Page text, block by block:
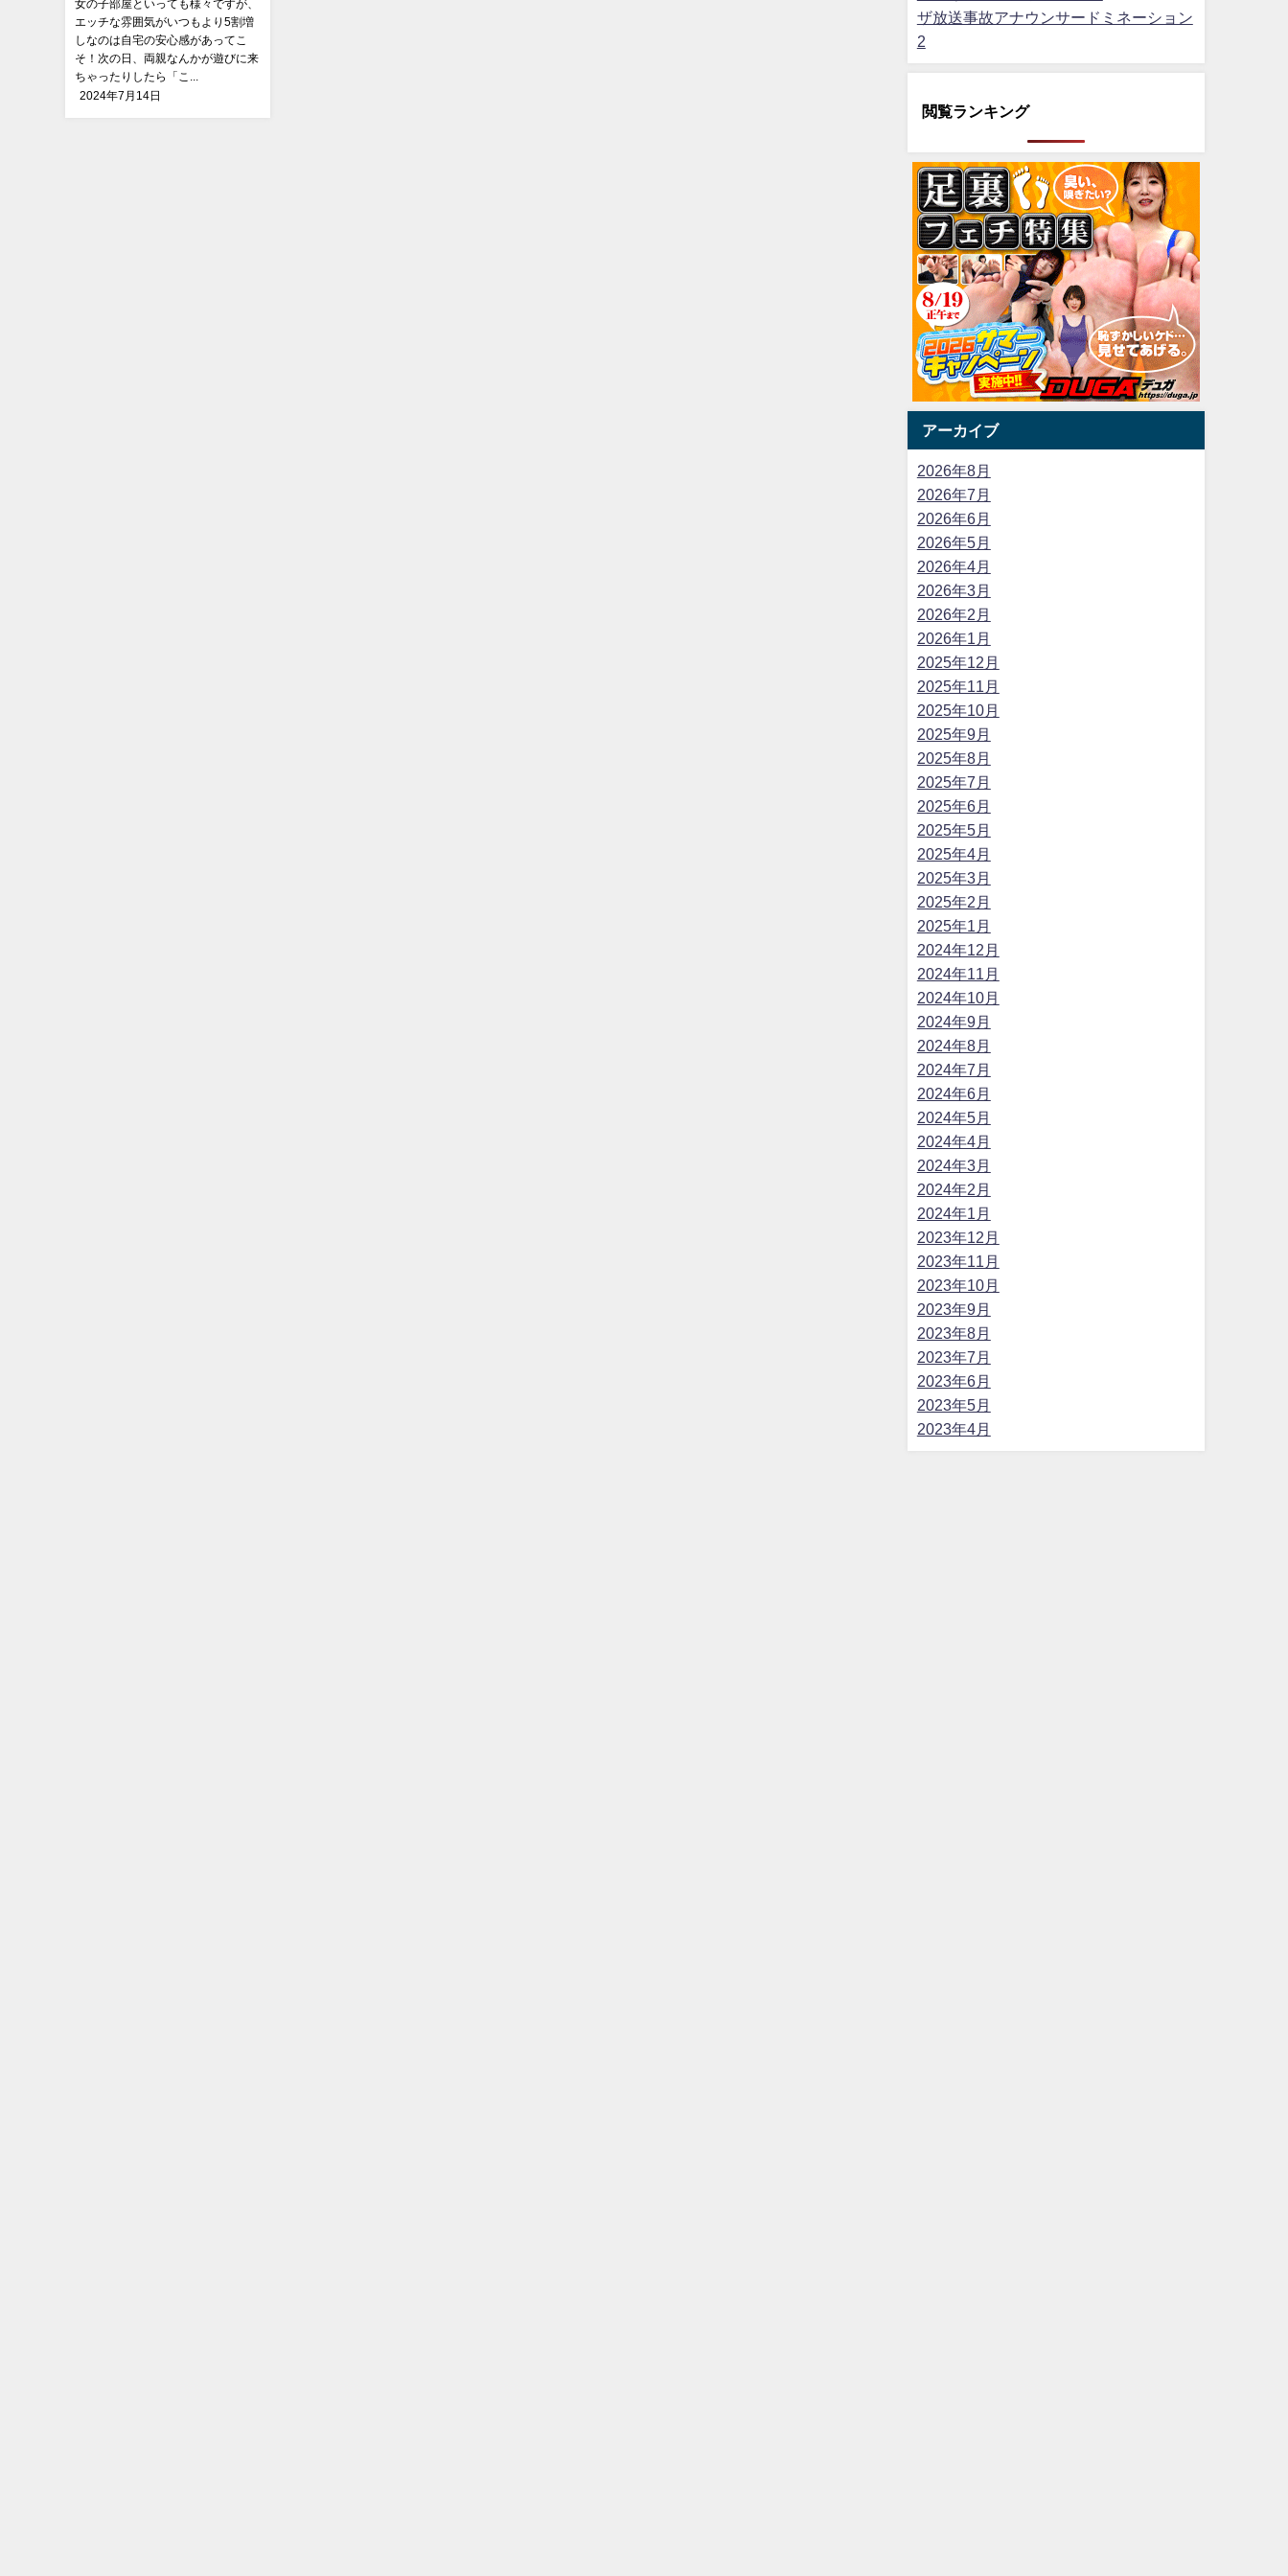
女の子部屋といっても様々ですが、
エッチな雰囲気がいつもより5割増
しなのは自宅の安心感があってこ
そ！次の日、両親なんかが遊びに来
ちゃったりしたら「こ...
2024年7月14日
ザ放送事故アナウンサードミネーション
2
閲覧ランキング
アーカイブ
2026年8月
2026年7月
2026年6月
2026年5月
2026年4月
2026年3月
2026年2月
2026年1月
2025年12月
2025年11月
2025年10月
2025年9月
2025年8月
2025年7月
2025年6月
2025年5月
2025年4月
2025年3月
2025年2月
2025年1月
2024年12月
2024年11月
2024年10月
2024年9月
2024年8月
2024年7月
2024年6月
2024年5月
2024年4月
2024年3月
2024年2月
2024年1月
2023年12月
2023年11月
2023年10月
2023年9月
2023年8月
2023年7月
2023年6月
2023年5月
2023年4月